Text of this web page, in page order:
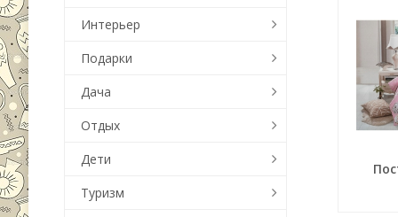
Интерьер
Подарки
Дача
Отдых
Дети
Туризм